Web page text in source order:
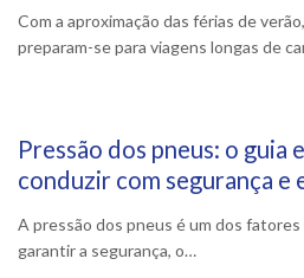
Com a aproximação das férias de
preparam-se para viagens longas de
19 Maio, 2025
Pressão dos pneus: o guia
conduzir com segurança e
A pressão dos pneus é um dos
garantir a segurança, o…